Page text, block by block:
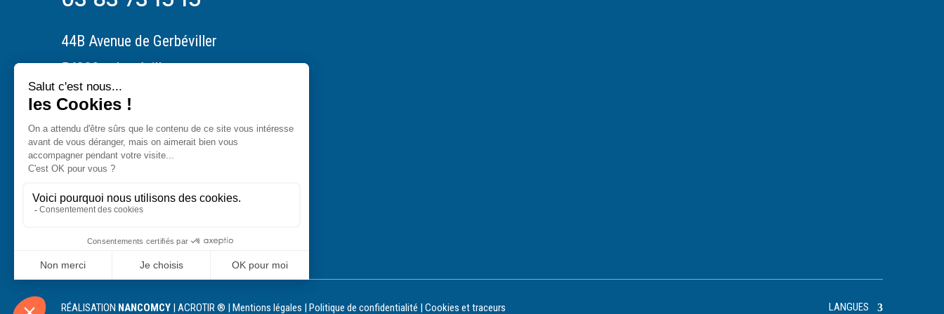
44B Avenue de Gerbéviller
54300 – Lunéville
RÉALISATION NANCOMCY | ACROTIR ® | Mentions légales Politique de confidentialité Cookies et traceurs LANGUES